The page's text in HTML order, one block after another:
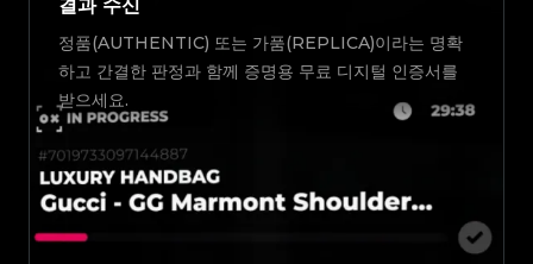
결과 수신
정품(AUTHENTIC) 또는 가품(REPLICA)이라는 명확
하고 간결한 판정과 함께 증명용 무료 디지털 인증서를
받으세요.